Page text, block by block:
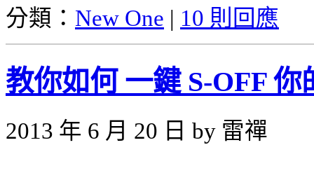
分類： New One | 10 則回應
教你如何 一鍵 S-OFF
2013 年 6 月 20 日 by 雷禪